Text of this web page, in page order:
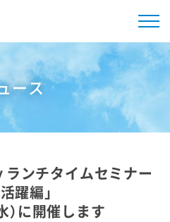
ース
ランチタイムセミナー
躍編」
）に開催します